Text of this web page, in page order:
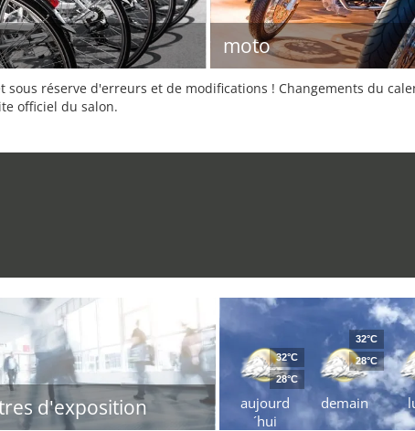
moto
sous réserve d'erreurs et de modifications ! Changements du
officiel du salon.
d'exposition
aujourd
´hui
32°C
28°C
demain
32°C
28°C